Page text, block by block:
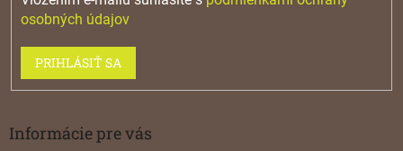
osobných údajov
PRIHLÁSIŤ SA
Informácie pre vás